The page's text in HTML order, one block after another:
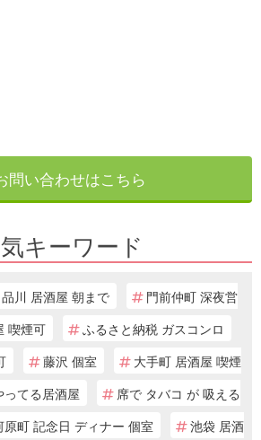
問い合わせはこちら
キーワード
品川 居酒屋 朝まで
門前仲町 深夜営
喫煙可
ふるさと納税 ガスコンロ
藤沢 個室
大手町 居酒屋 喫煙
てる居酒屋
席で タバコ が 吸える
原町 記念日 ディナー 個室
池袋 居酒